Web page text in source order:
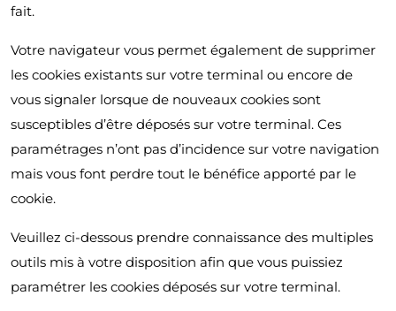
fait.
Votre navigateur vous permet également de supprimer
les cookies existants sur votre terminal ou encore de
vous signaler lorsque de nouveaux cookies sont
susceptibles d’être déposés sur votre terminal. Ces
paramétrages n’ont pas d’incidence sur votre navigation
mais vous font perdre tout le bénéfice apporté par le
cookie.
Veuillez ci-dessous prendre connaissance des multiples
outils mis à votre disposition afin que vous puissiez
paramétrer les cookies déposés sur votre terminal.